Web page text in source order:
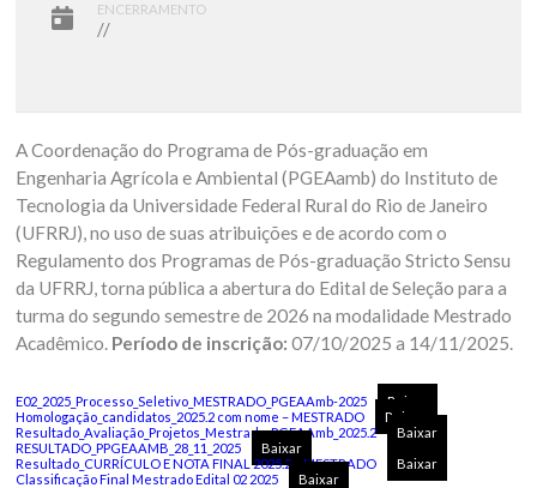
ENCERRAMENTO
//
A Coordenação do Programa de Pós-graduação em
Engenharia Agrícola e Ambiental (PGEAamb) do Instituto de
Tecnologia da Universidade Federal Rural do Rio de Janeiro
(UFRRJ), no uso de suas atribuições e de acordo com o
Regulamento dos Programas de Pós-graduação Stricto Sensu
da UFRRJ, torna pública a abertura do Edital de Seleção para a
turma do segundo semestre de 2026 na modalidade Mestrado
Acadêmico. Período de inscrição:07/10/2025 a 14/11/2025.
E02_2025_Processo_Seletivo_MESTRADO_PGEAAmb-2025
Baixar
Homologação_candidatos_2025.2 com nome – MESTRADO
Baixar
Resultado_Avaliação_Projetos_Mestrado_PGEAAmb_2025.2
Baixar
RESULTADO_PPGEAAMB_28_11_2025
Baixar
Resultado_CURRÍCULO E NOTA FINAL 2025.2 – MESTRADO
Baixar
Classificação Final Mestrado Edital 02 2025
Baixar